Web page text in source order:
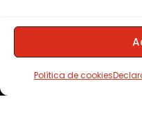
Política de cookies